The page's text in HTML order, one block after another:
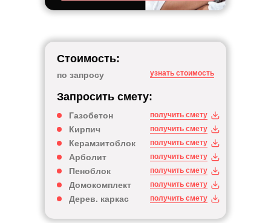
Стоимость:
по запросу узнать стоимость
Запросить смету:
Газобетон
Кирпич
Керамзитоблок
Арболит
Пеноблок
Домокомплект
получить смету
Дерев. каркас
получить смету
получить смету
получить смету
получить смету
получить смету
получить смету